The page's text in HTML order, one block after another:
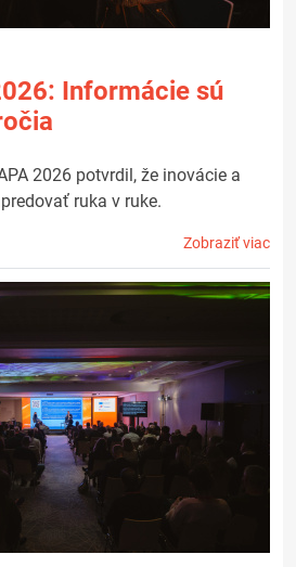
Informácie sú
2026 potvrdil, že inovácie a
ruka v ruke.
Zobraziť viac